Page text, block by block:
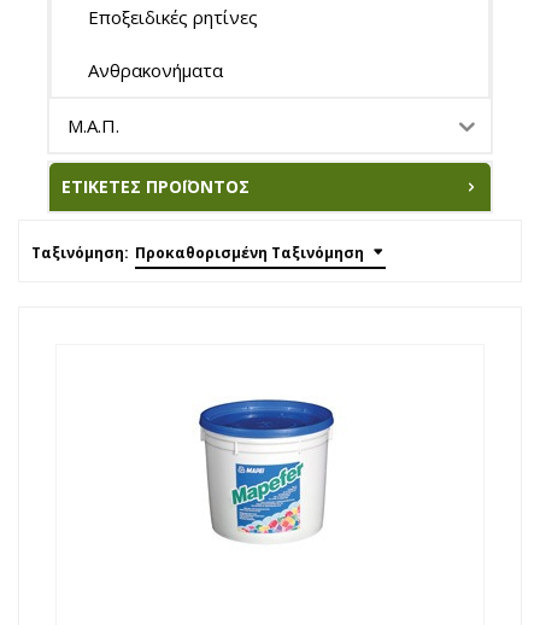
Εποξειδικές ρητίνες
Ανθρακονήματα
Μ.Α.Π.
ΕΤΙΚΈΤΕΣ ΠΡΟΪΌΝΤΟΣ
Ταξινόμηση: Προκαθορισμένη Ταξινόμηση